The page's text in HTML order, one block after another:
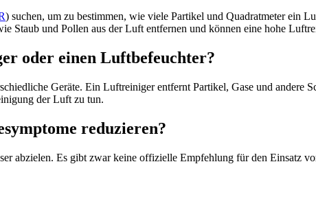
) suchen, um zu bestimmen, wie viele Partikel und Quadratmeter ein
Staub und Pollen aus der Luft entfernen und können eine hohe
oder einen Luftbefeuchter?
Geräte. Ein Luftreiniger entfernt Partikel, Gase und andere
der Luft zu tun.
reduzieren?
abzielen. Es gibt zwar keine offizielle Empfehlung für den Einsatz